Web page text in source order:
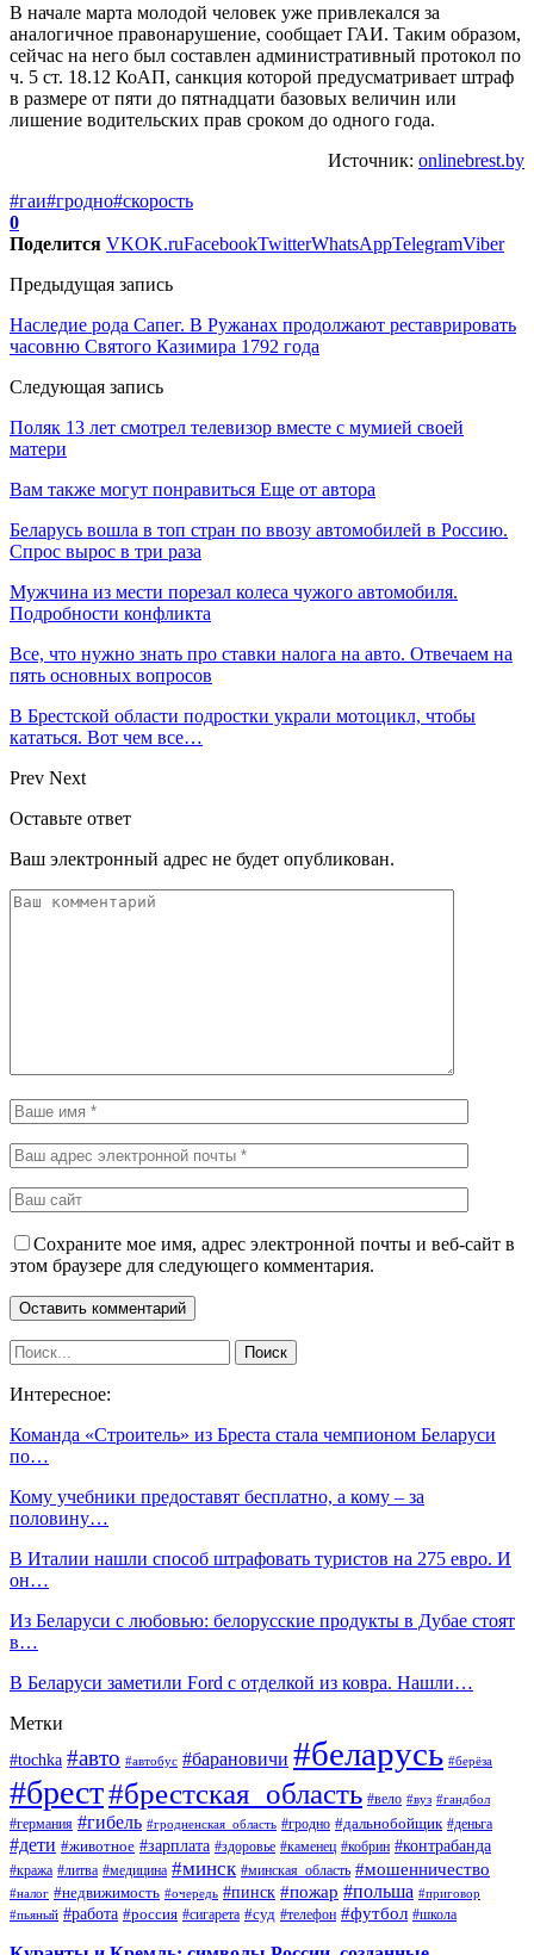
В начале марта молодой человек уже привлекался за
аналогичное правонарушение, сообщает ГАИ. Таким образом,
сейчас на него был составлен административный протокол по
ч. 5 ст. 18.12 КоАП, санкция которой предусматривает штраф
в размере от пяти до пятнадцати базовых величин или
лишение водительских прав сроком до одного года.
Источник: onlinebrest.by
#гаи#гродно#скорость
0
Поделится VKOK.ruFacebookTwitterWhatsAppTelegramViber
Предыдущая запись
Наследие рода Сапег. В Ружанах продолжают реставрировать
часовню Святого Казимира 1792 года
Следующая запись
Поляк 13 лет смотрел телевизор вместе с мумией своей
матери
Вам также могут понравиться Еще от автора
Беларусь вошла в топ стран по ввозу автомобилей в Россию.
Спрос вырос в три раза
Мужчина из мести порезал колеса чужого автомобиля.
Подробности конфликта
Все, что нужно знать про ставки налога на авто. Отвечаем на
пять основных вопросов
В Брестской области подростки украли мотоцикл, чтобы
кататься. Вот чем все…
Prev Next
Оставьте ответ
Ваш электронный адрес не будет опубликован.
Сохраните мое имя, адрес электронной почты и веб-сайт в
этом браузере для следующего комментария.
Интересное:
Команда «Строитель» из Бреста стала чемпионом Беларуси
по…
Кому учебники предоставят бесплатно, а кому – за
половину…
В Италии нашли способ штрафовать туристов на 275 евро. И
он…
Из Беларуси с любовью: белорусские продукты в Дубае стоят
в…
В Беларуси заметили Ford с отделкой из ковра. Нашли…
Метки
#tochka #авто #автобус #барановичи #беларусь #берёза
#брест#брестская_область #вело #вуз #гандбол
#германия #гибель #гродненская_область #гродно #дальнобойщик #деньга
#дети #животное #зарплата #здоровье #каменец #кобрин #контрабанда
#кража #литва #медицина #минск #минская_область #мошенничество
#налог #недвижимость #очередь #пинск #пожар #польша #приговор
#пьяный #работа #россия #сигарета #суд #телефон #футбол #школа